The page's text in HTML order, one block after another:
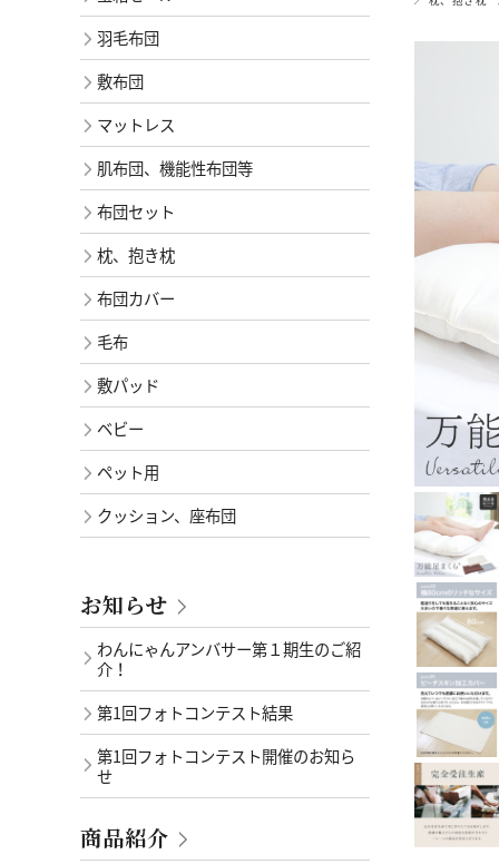
羽毛布団
敷布団
マットレス
肌布団、機能性布団等
布団セット
枕、抱き枕
布団カバー
毛布
敷パッド
ベビー
ペット用
クッション、座布団
お知らせ
わんにゃんアンバサー第１期生のご紹
介！
第1回フォトコンテスト結果
第1回フォトコンテスト開催のお知ら
せ
商品紹介